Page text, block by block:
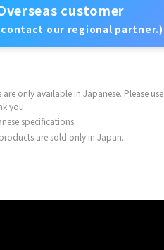
customer
contact our regional partner.)
only available in Japanese. Please
you.
specifications.
are sold only in Japan.